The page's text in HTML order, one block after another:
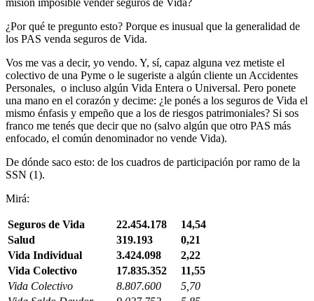
¿Por qué te pregunto esto? Porque es inusual que la generalidad de
los PAS venda seguros de Vida.
Vos me vas a decir, yo vendo. Y, sí, capaz alguna vez metiste el
colectivo de una Pyme o le sugeriste a algún cliente un Accidentes
Personales, o incluso algún Vida Entera o Universal. Pero ponete
una mano en el corazón y decime: ¿le ponés a los seguros de Vida el
mismo énfasis y empeño que a los de riesgos patrimoniales? Si sos
franco me tenés que decir que no (salvo algún que otro PAS más
enfocado, el común denominador no vende Vida).
De dónde saco esto: de los cuadros de participación por ramo de la
SSN (1).
Mirá:
Seguros de Vida 22.454.178
14,54
Salud
319.193
0,21
Vida Individual
3.424.098
2,22
Vida Colectivo
17.835.352
11,55
Vida Colectivo
8.807.600
5,70